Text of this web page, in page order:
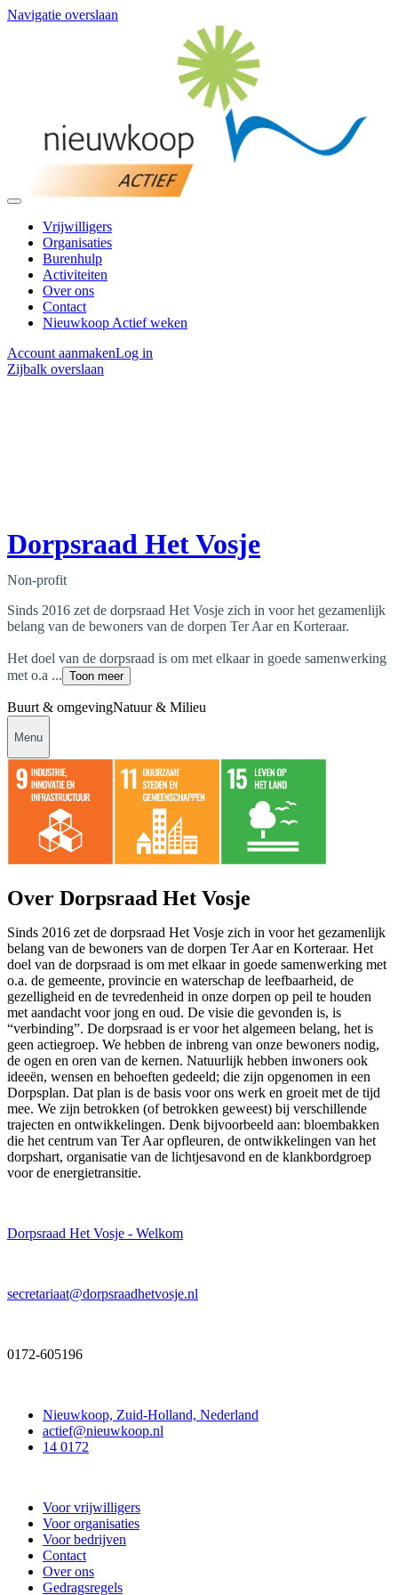
Navigatie overslaan
Vrijwilligers
Organisaties
Burenhulp
Activiteiten
Over ons
Contact
Nieuwkoop Actief weken
Account aanmakenLog in
Zijbalk overslaan
Dorpsraad Het Vosje
Non-profit
Sinds 2016 zet de dorpsraad Het Vosje zich in voor het gezamenlijk
belang van de bewoners van de dorpen Ter Aar en Korteraar.
Het doel van de dorpsraad is om met elkaar in goede samenwerking
met o.a ... Toon meer
Buurt & omgevingNatuur & Milieu
Menu
Over Dorpsraad Het Vosje
Sinds 2016 zet de dorpsraad Het Vosje zich in voor het gezamenlijk
belang van de bewoners van de dorpen Ter Aar en Korteraar. Het
doel van de dorpsraad is om met elkaar in goede samenwerking met
o.a. de gemeente, provincie en waterschap de leefbaarheid, de
gezelligheid en de tevredenheid in onze dorpen op peil te houden
met aandacht voor jong en oud. De visie die gevonden is, is
“verbinding”. De dorpsraad is er voor het algemeen belang, het is
geen actiegroep. We hebben de inbreng van onze bewoners nodig,
de ogen en oren van de kernen. Natuurlijk hebben inwoners ook
ideeën, wensen en behoeften gedeeld; die zijn opgenomen in een
Dorpsplan. Dat plan is de basis voor ons werk en groeit met de tijd
mee. We zijn betrokken (of betrokken geweest) bij verschillende
trajecten en ontwikkelingen. Denk bijvoorbeeld aan: bloembakken
die het centrum van Ter Aar opfleuren, de ontwikkelingen van het
dorpshart, organisatie van de lichtjesavond en de klankbordgroep
voor de energietransitie.
Dorpsraad Het Vosje - Welkom
secretariaat@dorpsraadhetvosje.nl
0172-605196
Nieuwkoop, Zuid-Holland, Nederland
actief@nieuwkoop.nl
14 0172
Voor vrijwilligers
Voor organisaties
Voor bedrijven
Contact
Over ons
Gedragsregels